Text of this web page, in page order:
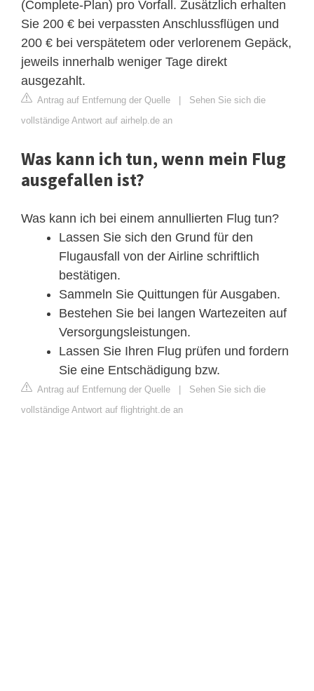
(Complete‑Plan) pro Vorfall. Zusätzlich erhalten
Sie 200 € bei verpassten Anschlussflügen und
200 € bei verspätetem oder verlorenem Gepäck,
jeweils innerhalb weniger Tage direkt
ausgezahlt.
Antrag auf Entfernung der Quelle | Sehen Sie sich die
vollständige Antwort auf airhelp.de an
Was kann ich tun, wenn mein Flug
ausgefallen ist?
Was kann ich bei einem annullierten Flug tun?
Lassen Sie sich den Grund für den
Flugausfall von der Airline schriftlich
bestätigen.
Sammeln Sie Quittungen für Ausgaben.
Bestehen Sie bei langen Wartezeiten auf
Versorgungsleistungen.
Lassen Sie Ihren Flug prüfen und fordern
Sie eine Entschädigung bzw.
Antrag auf Entfernung der Quelle | Sehen Sie sich die
vollständige Antwort auf flightright.de an